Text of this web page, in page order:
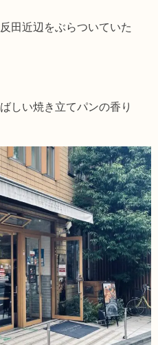
田近辺をぶらついていた
しい焼き立てパンの香り